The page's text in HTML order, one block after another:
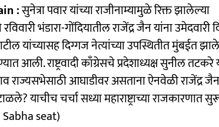
:सुनेत्रा पवार यांच्या राजीनाम्यामुळे रिक्त झालेल्या
भंडारा-गोंदियातील राजेंद्र जैन यांना उमेदवारी
यांच्यासह दिग्गज नेत्यांच्या उपस्थितीत मुंबईत
आली. राष्ट्रवादी काँग्रेसचे प्रदेशाध्यक्ष सुनील तटकरे
राज्यसभेसाठी आघाडीवर असताना ऐनवेळी राजेंद्र
याचीच चर्चा सध्या महाराष्ट्राच्या राजकारणात
seat)